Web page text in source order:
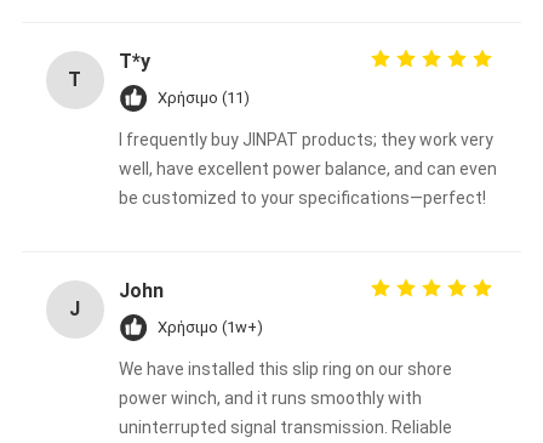
T
T*y
Χρήσιμο (11)
I frequently buy JINPAT products; they work very
well, have excellent power balance, and can even
be customized to your specifications—perfect!
J
John
Χρήσιμο (1w+)
We have installed this slip ring on our shore
power winch, and it runs smoothly with
uninterrupted signal transmission. Reliable